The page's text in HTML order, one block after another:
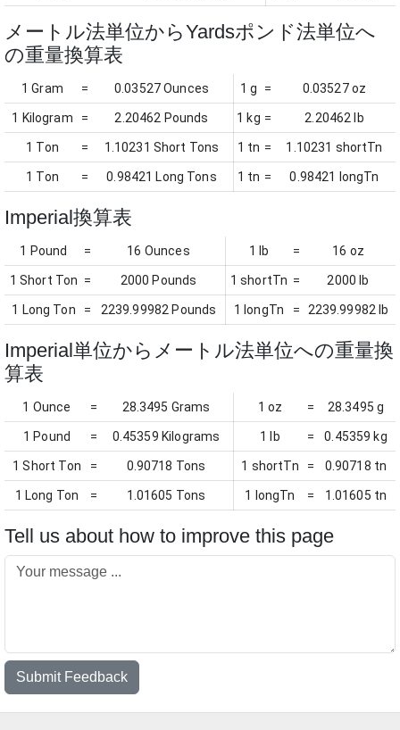
メートル法単位からYardsポンド法単位へ
の重量換算表
1 Gram = 0.03527 Ounces 1 g = 0.03527 oz
1 Kilogram = 2.20462 Pounds 1 kg = 2.20462 lb
1 Ton = 1.10231 Short Tons 1 tn = 1.10231 shortTn
1 Ton = 0.98421 Long Tons 1 tn = 0.98421 longTn
Imperial換算表
1 Pound = 16 Ounces 1 lb = 16 oz
1 Short Ton = 2000 Pounds 1 shortTn = 2000 lb
1 Long Ton = 2239.99982 Pounds 1 longTn = 2239.99982 lb
Imperial単位からメートル法単位への重量換
算表
1 Ounce = 28.3495 Grams 1 oz = 28.3495 g
1 Pound = 0.45359 Kilograms 1 lb = 0.45359 kg
1 Short Ton = 0.90718 Tons 1 shortTn = 0.90718 tn
1 Long Ton = 1.01605 Tons 1 longTn = 1.01605 tn
Tell us about how to improve this page
Submit Feedback